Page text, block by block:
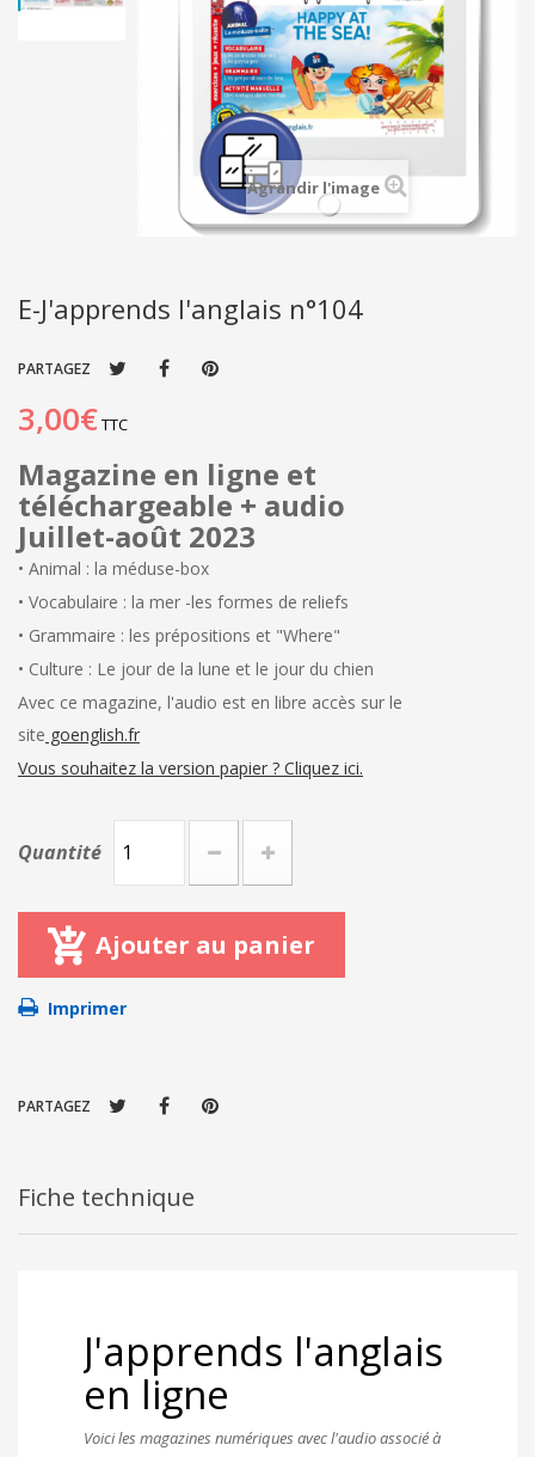
Agrandir l'image
E-J'apprends l'anglais n°104
PARTAGEZ
3,00€TTC
Magazine en ligne et
téléchargeable + audio
Juillet-août 2023
• Animal : la méduse-box
• Vocabulaire : la mer -les formes de reliefs
• Grammaire : les prépositions et "Where"
• Culture : Le jour de la lune et le jour du chien
Avec ce magazine, l'audio est en libre accès sur le
site goenglish.fr
Vous souhaitez la version papier ? Cliquez ici.
Quantité
Ajouter au panier
Imprimer
PARTAGEZ
Fiche technique
J'apprends l'anglais
en ligne
Voici les magazines numériques avec l'audio associé à